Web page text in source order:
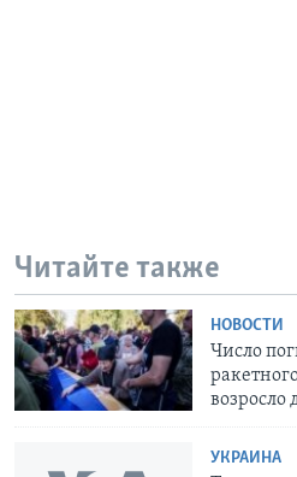
Читайте также
НОВОСТИ
Число
возросло
УКРАИНА